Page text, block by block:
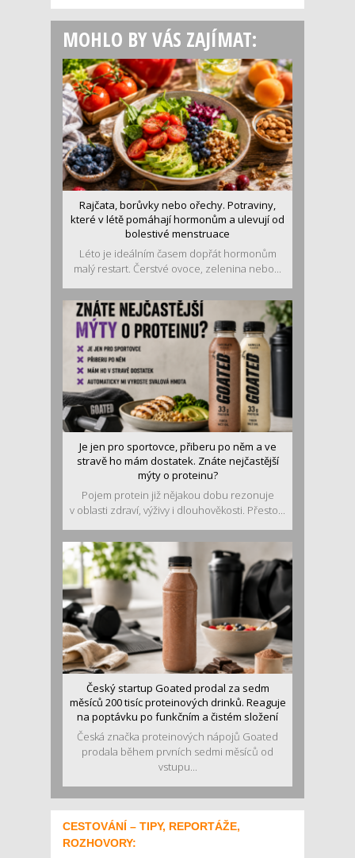
MOHLO BY VÁS ZAJÍMAT:
Rajčata, borůvky nebo ořechy. Potraviny,
které v létě pomáhají hormonům a ulevují od
bolestivé menstruace
Léto je ideálním časem dopřát hormonům
malý restart. Čerstvé ovoce, zelenina nebo...
Je jen pro sportovce, přiberu po něm a ve
stravě ho mám dostatek. Znáte nejčastější
mýty o proteinu?
Pojem protein již nějakou dobu rezonuje
v oblasti zdraví, výživy i dlouhověkosti. Přesto...
Český startup Goated prodal za sedm
měsíců 200 tisíc proteinových drinků. Reaguje
na poptávku po funkčním a čistém složení
Česká značka proteinových nápojů Goated
prodala během prvních sedmi měsíců od
vstupu...
CESTOVÁNÍ – TIPY, REPORTÁŽE,
ROZHOVORY: